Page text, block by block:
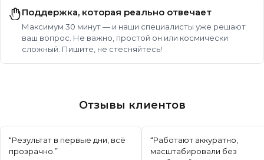
Поддержка, которая реально отвечает
Максимум 30 минут — и наши специалисты уже решают
ваш вопрос. Не важно, простой он или космически
сложный. Пишите, не стесняйтесь!
Отзывы клиентов
“Результат в первые дни, всё
прозрачно. ”
“Работают аккуратно,
масштабировали без